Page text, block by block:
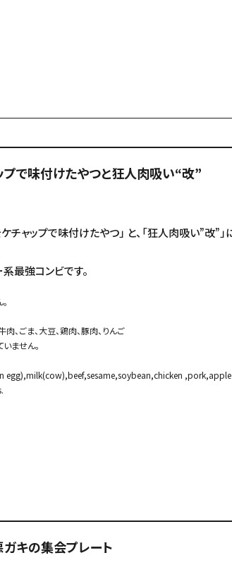
プで味付けたやつと狂人肉吸い“改”
チャップで味付けたやつ」 と、「狂人肉吸い”改”」
最強コンビです。
肉、ごま、大豆、鶏肉、豚肉、りんご
ません。
egg),milk(cow),beef,sesame,soybean,chicken ,pork,apple
キの集会プレート